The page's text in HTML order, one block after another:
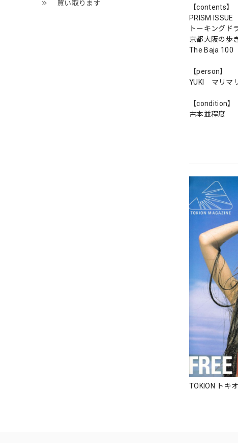
買い取ります
【contents】
PRISM ISSUE
トーキングド
京都大阪の歩
The Baja 100
【person】
YUKI マリマ
【condition】
古本並程度
TOKION トキ